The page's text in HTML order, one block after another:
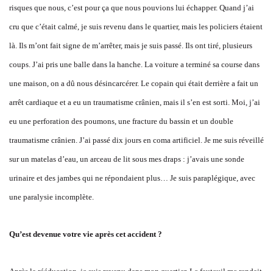
risques que nous, c’est pour ça que nous pouvions lui échapper. Quand j’ai
cru que c’était calmé, je suis revenu dans le quartier, mais les policiers étaient
là. Ils m’ont fait signe de m’arrêter, mais je suis passé. Ils ont tiré, plusieurs
coups. J’ai pris une balle dans la hanche. La voiture a terminé sa course dans
une maison, on a dû nous désincarcérer. Le copain qui était derrière a fait un
arrêt cardiaque et a eu un traumatisme crânien, mais il s’en est sorti. Moi, j’ai
eu une perforation des poumons, une fracture du bassin et un double
traumatisme crânien. J’ai passé dix jours en coma artificiel. Je me suis réveillé
sur un matelas d’eau, un arceau de lit sous mes draps : j’avais une sonde
urinaire et des jambes qui ne répondaient plus… Je suis paraplégique, avec
une paralysie incomplète.
Qu’est devenue votre vie après cet accident ?